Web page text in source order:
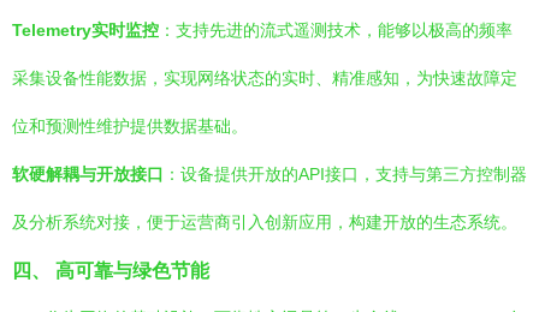
Telemetry实时监控 ：支持先进的流式遥测技术，能够以极高的频率
采集设备性能数据，实现网络状态的实时、精准感知，为快速故障定
位和预测性维护提供数据基础。
软硬解耦与开放接口 ：设备提供开放的API接口，支持与第三方控制器
及分析系统对接，便于运营商引入创新应用，构建开放的生态系统。
四、 高可靠与绿色节能